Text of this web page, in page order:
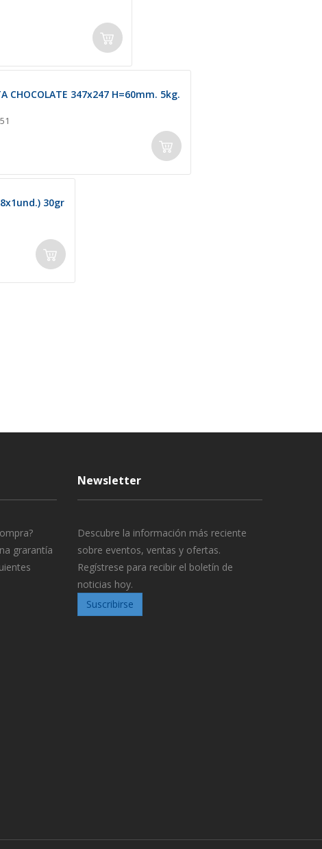
CHOCOLATE 347x247 H=60mm. 5kg.
30gr
grarantía
Newsletter
Descubre la información más reciente
sobre eventos, ventas y ofertas.
Regístrese para recibir el boletín de
noticias hoy.
Suscribirse